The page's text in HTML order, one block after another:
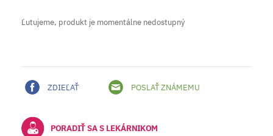
Ľutujeme, produkt je momentálne nedostupný
ZDIEĽAŤ POSLAŤ ZNÁMEMU
PORADIŤ SA S LEKÁRNIKOM